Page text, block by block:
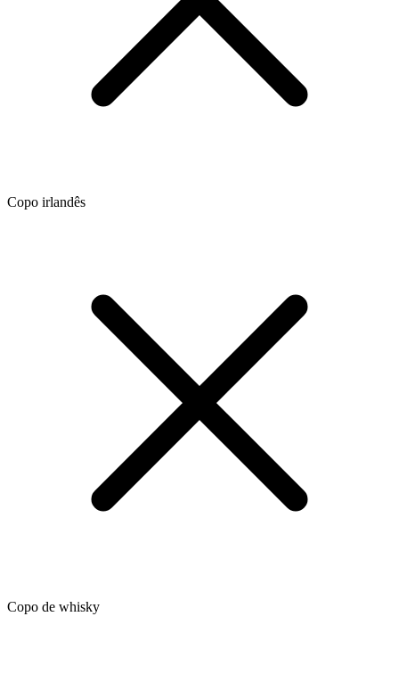
Copo irlandês
Copo de whisky